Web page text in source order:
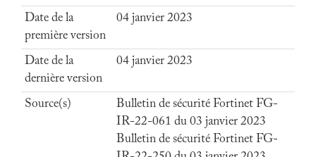
Date de la
première version
04 janvier 2023
Date de la
dernière version
04 janvier 2023
Source(s)
Bulletin de sécurité Fortinet FG-
IR-22-061 du 03 janvier 2023
Bulletin de sécurité Fortinet FG-